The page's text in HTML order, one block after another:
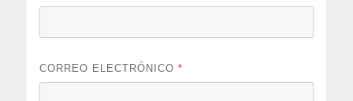
CORREO ELECTRÓNICO*